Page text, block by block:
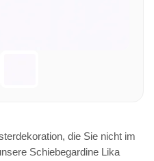
die Sie nicht im
Schiebegardine Lika